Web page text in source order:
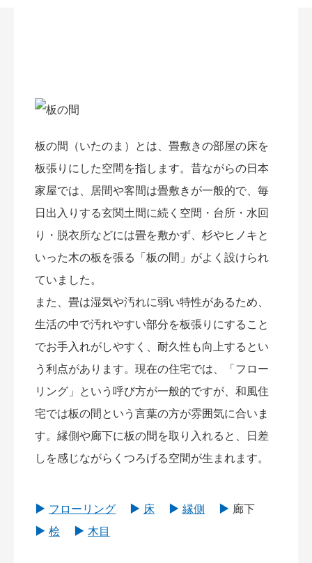
板の間（いたのま）とは、畳敷きの部屋の床を
板張りにした空間を指します。昔ながらの日本
家屋では、居間や客間は畳敷きが一般的で、毎
日出入りする玄関土間に続く空間・台所・水回
り・脱衣所などには畳を敷かず、杉やヒノキと
いった木の板を張る「板の間」がよく設けられ
ていました。
また、畳は湿気や汚れに弱い特性があるため、
生活の中で汚れやすい部分を板張りにすること
でお手入れがしやすく、耐久性も向上するとい
う利点があります。現在の住宅では、「フロー
リング」という呼び方が一般的ですが、和風住
宅では板の間という言葉の方が雰囲気に合いま
す。縁側や廊下に板の間を取り入れると、日差
しを感じながらくつろげる空間が生まれます。
フローリング 床 縁側
廊下
桧
木目